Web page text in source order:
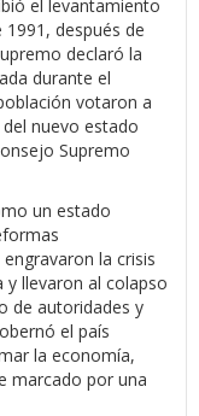
el levantamiento
después de
declaró la
durante el
votaron a
nuevo estado
Supremo
un estado
la crisis
y llevaron al colapso
de autoridades y
el país
la economía,
marcado por una